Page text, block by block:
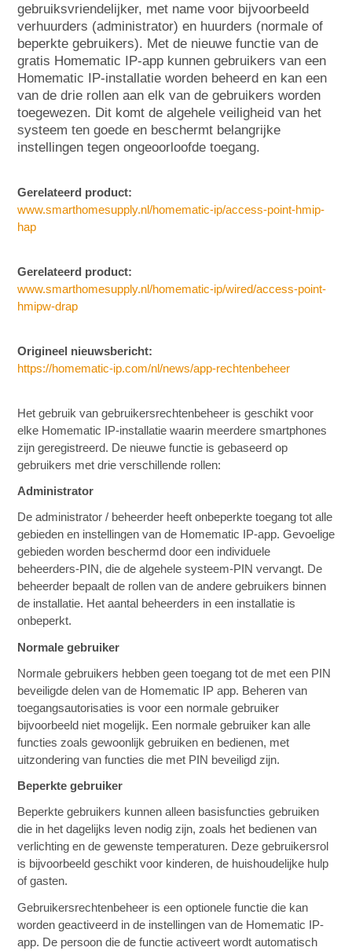
gebruiksvriendelijker, met name voor bijvoorbeeld
verhuurders (administrator) en huurders (normale of
beperkte gebruikers). Met de nieuwe functie van de
gratis Homematic IP-app kunnen gebruikers van een
Homematic IP-installatie worden beheerd en kan een
van de drie rollen aan elk van de gebruikers worden
toegewezen. Dit komt de algehele veiligheid van het
systeem ten goede en beschermt belangrijke
instellingen tegen ongeoorloofde toegang.
Gerelateerd product:
www.smarthomesupply.nl/homematic-ip/access-point-hmip-
hap
Gerelateerd product:
www.smarthomesupply.nl/homematic-ip/wired/access-point-
hmipw-drap
Origineel nieuwsbericht:
https://homematic-ip.com/nl/news/app-rechtenbeheer
Het gebruik van gebruikersrechtenbeheer is geschikt voor
elke Homematic IP-installatie waarin meerdere smartphones
zijn geregistreerd. De nieuwe functie is gebaseerd op
gebruikers met drie verschillende rollen:
Administrator
De administrator / beheerder heeft onbeperkte toegang tot alle
gebieden en instellingen van de Homematic IP-app. Gevoelige
gebieden worden beschermd door een individuele
beheerders-PIN, die de algehele systeem-PIN vervangt. De
beheerder bepaalt de rollen van de andere gebruikers binnen
de installatie. Het aantal beheerders in een installatie is
onbeperkt.
Normale gebruiker
Normale gebruikers hebben geen toegang tot de met een PIN
beveiligde delen van de Homematic IP app. Beheren van
toegangsautorisaties is voor een normale gebruiker
bijvoorbeeld niet mogelijk. Een normale gebruiker kan alle
functies zoals gewoonlijk gebruiken en bedienen, met
uitzondering van functies die met PIN beveiligd zijn.
Beperkte gebruiker
Beperkte gebruikers kunnen alleen basisfuncties gebruiken
die in het dagelijks leven nodig zijn, zoals het bedienen van
verlichting en de gewenste temperaturen. Deze gebruikersrol
is bijvoorbeeld geschikt voor kinderen, de huishoudelijke hulp
of gasten.
Gebruikersrechtenbeheer is een optionele functie die kan
worden geactiveerd in de instellingen van de Homematic IP-
app. De persoon die de functie activeert wordt automatisch